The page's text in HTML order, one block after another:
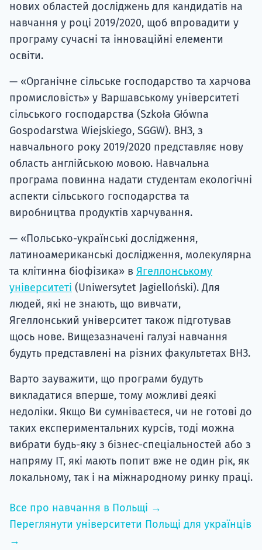
нових областей досліджень для кандидатів на
навчання у році 2019/2020, щоб впровадити у
програму сучасні та інноваційні елементи
освіти.
— «Органічне сільське господарство та харчова
промисловість» у Варшавському університеті
сільського господарства (Szkoła Główna
Gospodarstwa Wiejskiego, SGGW). ВНЗ, з
навчального року 2019/2020 представляє нову
область англійською мовою. Навчальна
програма повинна надати студентам екологічні
аспекти сільського господарства та
виробництва продуктів харчування.
— «Польсько-українські дослідження,
латиноамериканські дослідження, молекулярна
та клітинна біофізика» в Ягеллонському
університеті (Uniwersytet Jagielloński). Для
людей, які не знають, що вивчати,
Ягеллонський університет також підготував
щось нове. Вищезазначені галузі навчання
будуть представлені на різних факультетах ВНЗ.
Варто зауважити, що програми будуть
викладатися вперше, тому можливі деякі
недоліки. Якщо Ви сумніваєтеся, чи не готові до
таких експериментальних курсів, тоді можна
вибрати будь-яку з бізнес-спеціальностей або з
напряму ІТ, які мають попит вже не один рік, як
локальному, так і на міжнародному ринку праці.
Все про навчання в Польщі →
Переглянути університети Польщі для українців
→